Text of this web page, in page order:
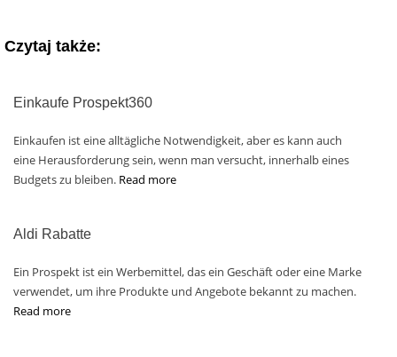
Czytaj także:
Einkaufe Prospekt360
Einkaufen ist eine alltägliche Notwendigkeit, aber es kann auch
eine Herausforderung sein, wenn man versucht, innerhalb eines
Budgets zu bleiben. Read more
Aldi Rabatte
Ein Prospekt ist ein Werbemittel, das ein Geschäft oder eine Marke
verwendet, um ihre Produkte und Angebote bekannt zu machen.
Read more